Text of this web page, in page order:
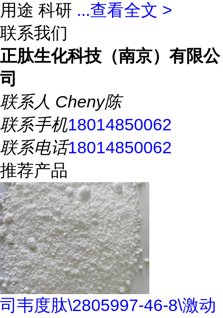
用途 科研 ...查看全文 >
联系我们
正肽生化科技（南京）有限公
司
联系人 Cheny陈
联系手机18014850062
联系电话18014850062
推荐产品
司韦度肽\2805997-46-8\激动